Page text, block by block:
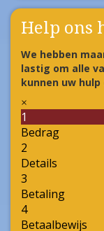
Help ons
We hebben
lastig om alle
kunnen uw